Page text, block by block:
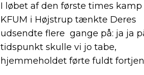
I løbet af den første times kamp
KFUM i Højstrup tænkte Deres
udsendte flere gange på: ja ja
tidspunkt skulle vi jo tabe,
hjemmeholdet førte fuldt